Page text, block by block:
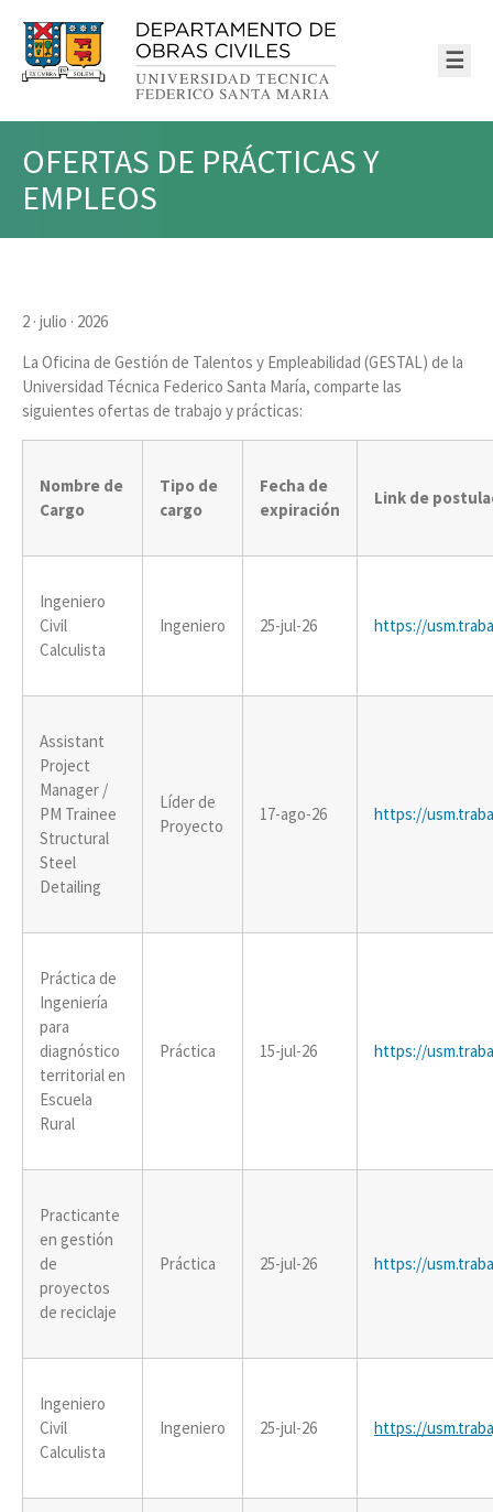
☰
OFERTAS DE PRÁCTICAS Y
EMPLEOS
2 · julio · 2026
La Oficina de Gestión de Talentos y Empleabilidad (GESTAL) de la
Universidad Técnica Federico Santa María, comparte las
siguientes ofertas de trabajo y prácticas:
Nombre de
Cargo
Tipo de
cargo
Fecha de
expiración
Link de
Ingeniero
Civil
Calculista
Ingeniero 25-jul-26 https://
Assistant
Project
Manager /
PM Trainee
Structural
Steel
Detailing
Líder de
Proyecto
17-ago-26 https://
Práctica de
Ingeniería
para
diagnóstico
territorial en
Escuela
Rural
Práctica 15-jul-26 https://
Practicante
en gestión
de
proyectos
de reciclaje
Práctica 25-jul-26 https://
Ingeniero
Civil
Calculista
Ingeniero 25-jul-26 https://